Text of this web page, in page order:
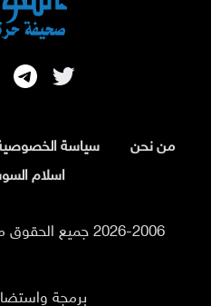
من نحن سياسة
اسلام
2026-2006 جميع الحقوق محفوظة لموقع السوسنة
برمجة